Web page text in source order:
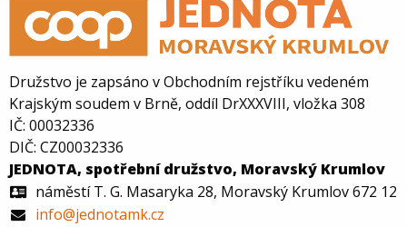
Družstvo je zapsáno v Obchodním rejstříku vedeném
Krajským soudem v Brně, oddíl DrXXXVIII, vložka 308
IČ: 00032336
DIČ: CZ00032336
JEDNOTA, spotřební družstvo, Moravský Krumlov
náměstí T. G. Masaryka 28, Moravský Krumlov 672 12
info@jednotamk.cz